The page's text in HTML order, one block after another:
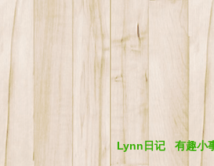
Lynn日记 有趣小